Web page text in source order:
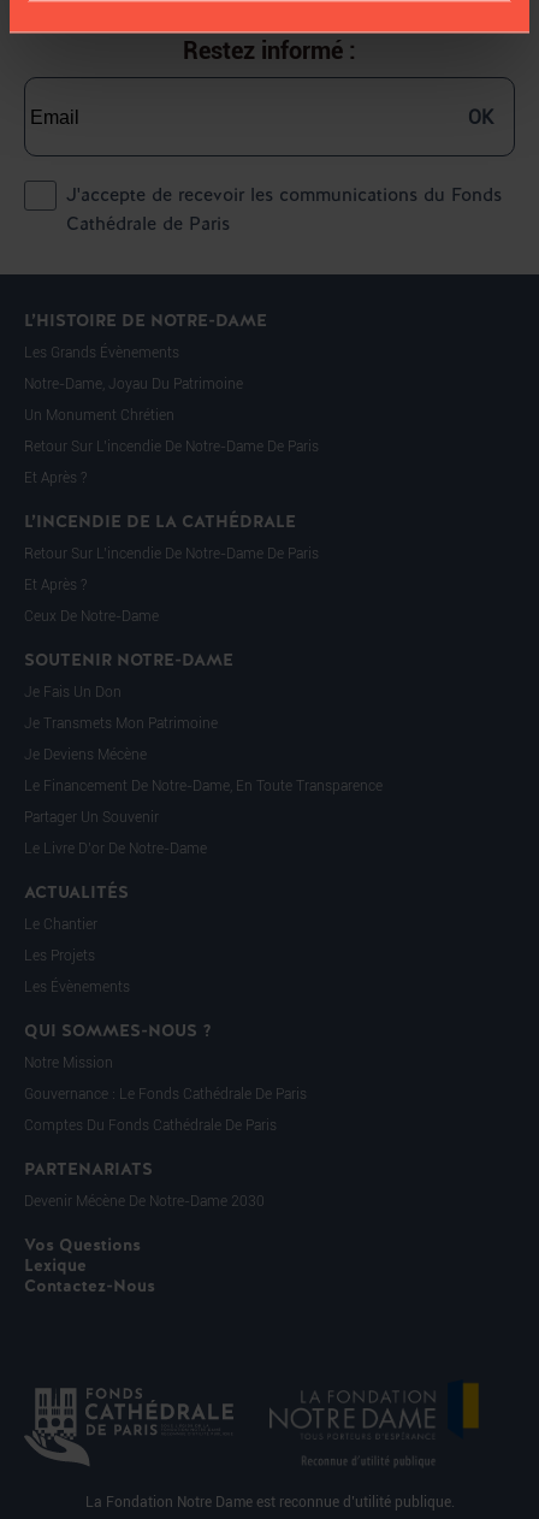
Restez informé :
J'accepte de recevoir les communications du Fonds
Cathédrale de Paris
OK
L’HISTOIRE DE NOTRE-DAME
Les Grands Évènements
Notre-Dame, Joyau Du Patrimoine
Un Monument Chrétien
Retour Sur L’incendie De Notre-Dame De Paris
Et Après ?
L’INCENDIE DE LA CATHÉDRALE
Retour Sur L’incendie De Notre-Dame De Paris
Et Après ?
Ceux De Notre-Dame
SOUTENIR NOTRE-DAME
Je Fais Un Don
Je Transmets Mon Patrimoine
Je Deviens Mécène
Le Financement De Notre-Dame, En Toute Transparence
Partager Un Souvenir
Le Livre D’or De Notre-Dame
ACTUALITÉS
Le Chantier
Les Projets
Les Évènements
QUI SOMMES-NOUS ?
Notre Mission
Gouvernance : Le Fonds Cathédrale De Paris
Comptes Du Fonds Cathédrale De Paris
PARTENARIATS
Devenir Mécène De Notre-Dame 2030
Vos Questions
Lexique
Contactez-Nous
La Fondation Notre Dame est reconnue d’utilité publique.